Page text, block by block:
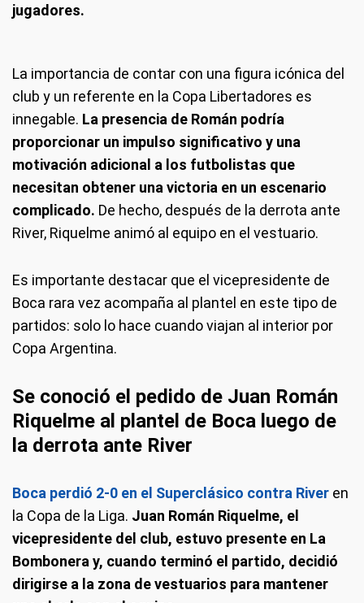
jugadores.
La importancia de contar con una figura icónica del
club y un referente en la Copa Libertadores es
innegable. La presencia de Román podría
proporcionar un impulso significativo y una
motivación adicional a los futbolistas que
necesitan obtener una victoria en un escenario
complicado. De hecho, después de la derrota ante
River, Riquelme animó al equipo en el vestuario.
Es importante destacar que el vicepresidente de
Boca rara vez acompaña al plantel en este tipo de
partidos: solo lo hace cuando viajan al interior por
Copa Argentina.
Se conoció el pedido de Juan Román
Riquelme al plantel de Boca luego de
la derrota ante River
Boca perdió 2-0 en el Superclásico contra River en
la Copa de la Liga. Juan Román Riquelme, el
vicepresidente del club, estuvo presente en La
Bombonera y, cuando terminó el partido, decidió
dirigirse a la zona de vestuarios para mantener